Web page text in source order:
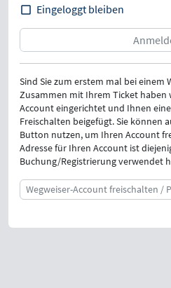
Eingeloggt bleiben
Sind Sie zum erstem mal bei einem
Zusammen mit Ihrem Ticket haben
Account eingerichtet und Ihnen
Freischalten beigefügt. Sie können
Button nutzen, um Ihren Account
Adresse für Ihren Account ist
Buchung/Registrierung verwendet
Wegweiser-Account freischalten /